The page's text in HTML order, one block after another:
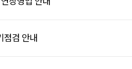
점검 안내